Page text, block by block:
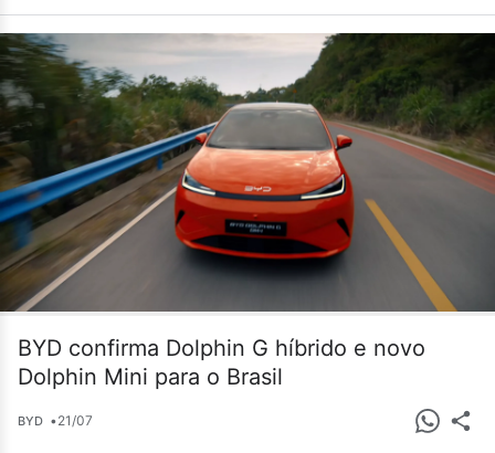
BYD confirma Dolphin G híbrido e novo
Dolphin Mini para o Brasil
BYD •21/07